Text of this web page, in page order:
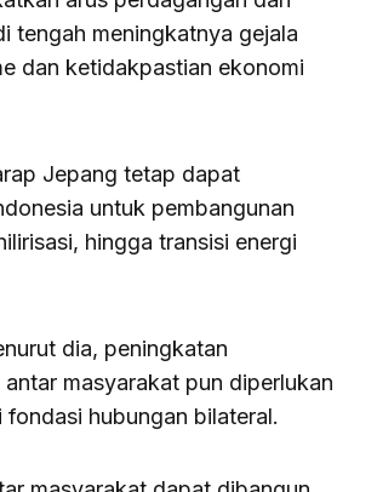
tengah meningkatnya gejala
dan ketidakpastian ekonomi
Jepang tetap dapat
untuk pembangunan
hingga transisi energi
dia, peningkatan
masyarakat pun diperlukan
fondasi hubungan bilateral.